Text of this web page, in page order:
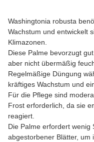
Washingtonia robusta
Wachstum und entwickelt
Klimazonen.
Diese Palme bevorzugt
aber nicht übermäßig
Regelmäßige Düngung
kräftiges Wachstum und
Für die Pflege sind
Frost erforderlich, da sie
reagiert.
Die Palme erfordert wenig
abgestorbener Blätter, um